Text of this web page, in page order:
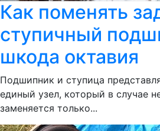
Как поменять
ступичный
шкода октавия
Подшипник и ступица
единый узел, который в случае
заменяется только...